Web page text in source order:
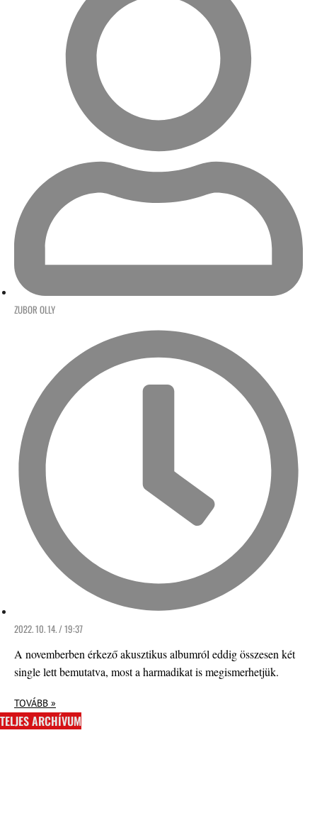
ZUBOR OLLY
2022. 10. 14. / 19:37
A novemberben érkező akusztikus albumról eddig összesen két
single lett bemutatva, most a harmadikat is megismerhetjük.
TOVÁBB »
TELJES ARCHÍVUM